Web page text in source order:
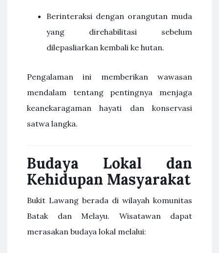
Berinteraksi dengan orangutan muda
yang direhabilitasi sebelum
dilepasliarkan kembali ke hutan.
Pengalaman ini memberikan wawasan
mendalam tentang pentingnya menjaga
keanekaragaman hayati dan konservasi
satwa langka.
Budaya Lokal dan
Kehidupan Masyarakat
Bukit Lawang berada di wilayah komunitas
Batak dan Melayu. Wisatawan dapat
merasakan budaya lokal melalui: